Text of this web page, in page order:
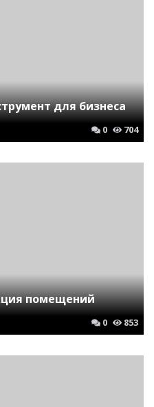
для бизнеса
0 704
помещений
0 853